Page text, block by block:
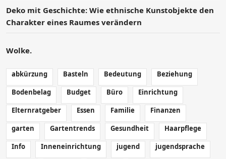
Deko mit Geschichte: Wie ethnische Kunstobjekte den
Charakter eines Raumes verändern
Wolke.
abkürzung Basteln Bedeutung
Beziehung
Bodenbelag
Budget Büro
Einrichtung
Elternratgeber
Essen Familie
Finanzen
garten
Gartentrends Gesundheit
Haarpflege
Info
Inneneinrichtung jugend
jugendsprache